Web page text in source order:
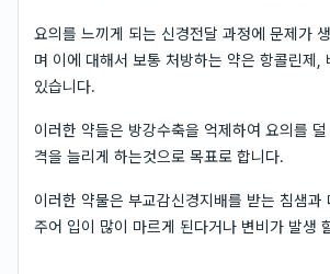
요의를 느끼게 되는 신경전달 과정에 문제가
며 이에 대해서 보통 처방하는 약은 항콜린제,
있습니다.
이러한 약들은 방강수축을 억제하여 요의를
격을 늘리게 하는것으로 목표로 합니다.
이러한 약물은 부교감신경지배를 받는 침샘과
주어 입이 많이 마르게 된다거나 변비가 발생